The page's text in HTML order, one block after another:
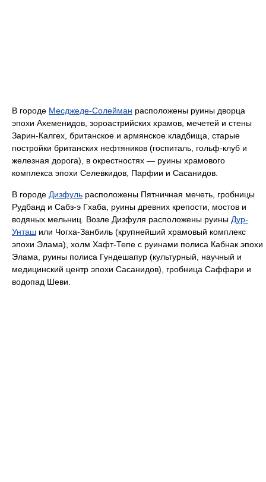
В городе Месджеде-Солейман расположены руины дворца
эпохи Ахеменидов, зороастрийских храмов, мечетей и стены
Зарин-Калгех, британское и армянское кладбища, старые
постройки британских нефтяников (госпиталь, гольф-клуб и
железная дорога), в окрестностях — руины храмового
комплекса эпохи Селевкидов, Парфии и Сасанидов.
В городе Дизфуль расположены Пятничная мечеть, гробницы
Рудбанд и Сабз-э Гхаба, руины древних крепости, мостов и
водяных мельниц. Возле Дизфуля расположены руины Дур-
Унташ или Чогха-Занбиль (крупнейший храмовый комплекс
эпохи Элама), холм Хафт-Тепе с руинами полиса Кабнак эпохи
Элама, руины полиса Гундешапур (культурный, научный и
медицинский центр эпохи Сасанидов), гробница Саффари и
водопад Шеви.